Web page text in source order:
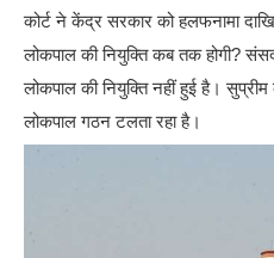
कोर्ट ने केंद्र सरकार को हलफनामा
लोकपाल की नियुक्ति कब तक होगी?
लोकपाल की नियुक्ति नहीं हुई है।
लोकपाल गठन टलता रहा है।